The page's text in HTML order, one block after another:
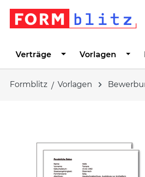
Zur Hauptnavigation
Verträge Vorlagen
Formblitz Vorlagen